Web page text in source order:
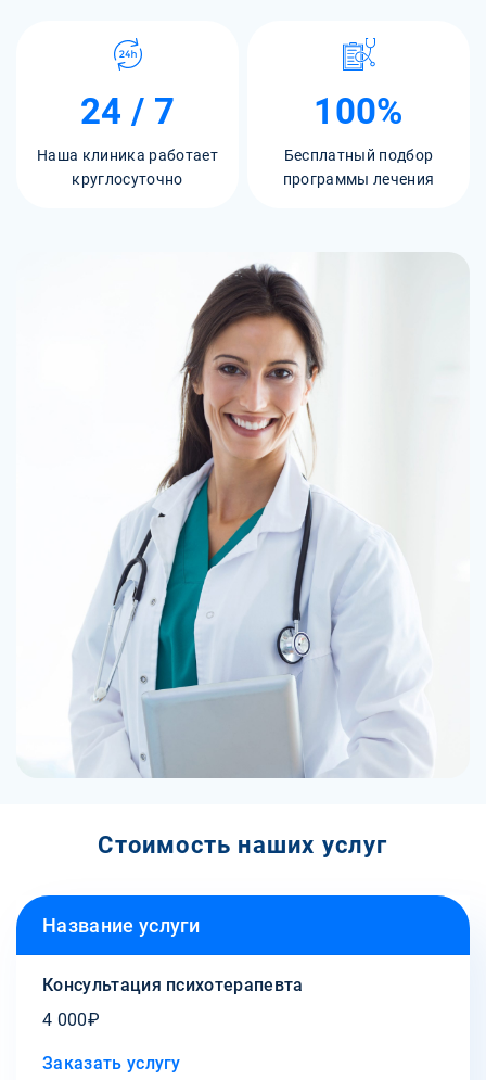
24 / 7
Наша клиника работает
круглосуточно
100%
Бесплатный подбор
программы лечения
Стоимость наших услуг
Название услуги
Консультация психотерапевта
4 000₽
Заказать услугу